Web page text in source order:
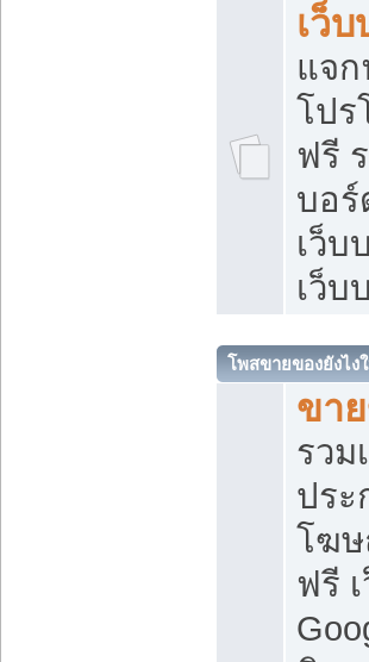
เว็
แจก
โปร
ฟรี
บอร์
เว็บ
เว็บ
โพสขายของยังไง
ขา
รวม
ประ
โฆ
ฟรี